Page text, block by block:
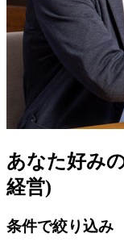
あなた好み
経営)
条件で絞り込み